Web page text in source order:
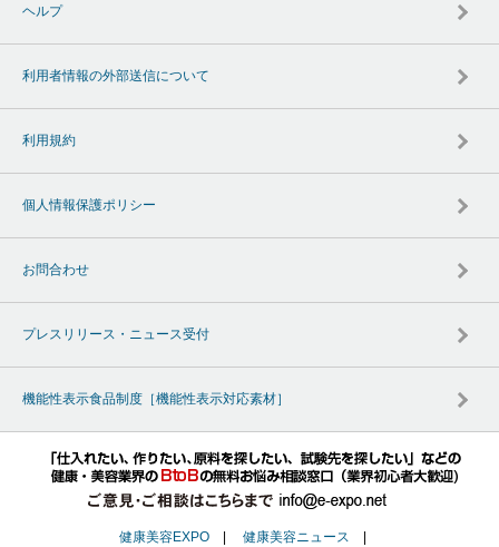
ヘルプ
利用者情報の外部送信について
利用規約
個人情報保護ポリシー
お問合わせ
プレスリリース・ニュース受付
機能性表示食品制度［機能性表示対応素材］
健康美容EXPO | 健康美容ニュース |